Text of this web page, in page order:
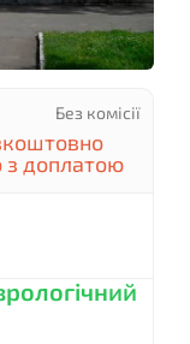
Без комісії
з доплатою